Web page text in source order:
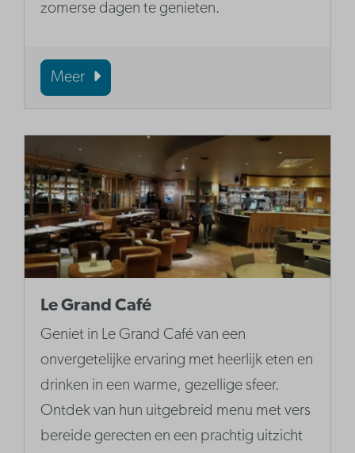
zomerse dagen te genieten.
Meer
Le Grand Café
Geniet in Le Grand Café van een
onvergetelijke ervaring met heerlijk eten en
drinken in een warme, gezellige sfeer.
Ontdek van hun uitgebreid menu met vers
bereide gerecten en een prachtig uitzicht